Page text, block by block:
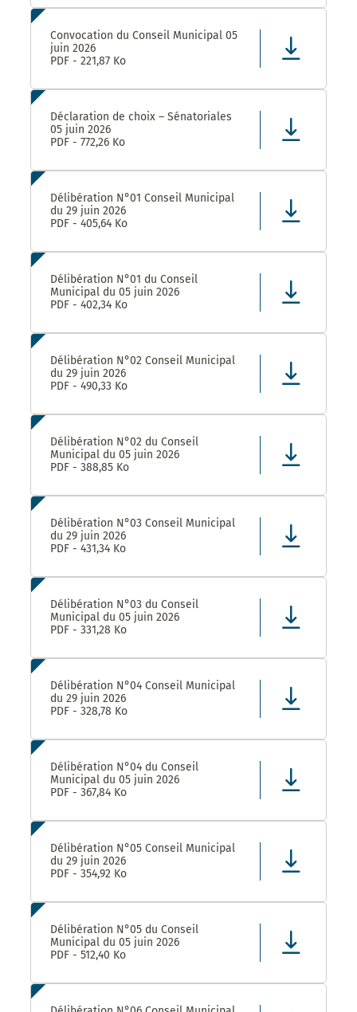
Convocation du Conseil Municipal 05
juin 2026
PDF - 221,87 Ko
Déclaration de choix – Sénatoriales
05 juin 2026
PDF - 772,26 Ko
Délibération N°01 Conseil Municipal
du 29 juin 2026
PDF - 405,64 Ko
Délibération N°01 du Conseil
Municipal du 05 juin 2026
PDF - 402,34 Ko
Délibération N°02 Conseil Municipal
du 29 juin 2026
PDF - 490,33 Ko
Délibération N°02 du Conseil
Municipal du 05 juin 2026
PDF - 388,85 Ko
Délibération N°03 Conseil Municipal
du 29 juin 2026
PDF - 431,34 Ko
Délibération N°03 du Conseil
Municipal du 05 juin 2026
PDF - 331,28 Ko
Délibération N°04 Conseil Municipal
du 29 juin 2026
PDF - 328,78 Ko
Délibération N°04 du Conseil
Municipal du 05 juin 2026
PDF - 367,84 Ko
Délibération N°05 Conseil Municipal
du 29 juin 2026
PDF - 354,92 Ko
Délibération N°05 du Conseil
Municipal du 05 juin 2026
PDF - 512,40 Ko